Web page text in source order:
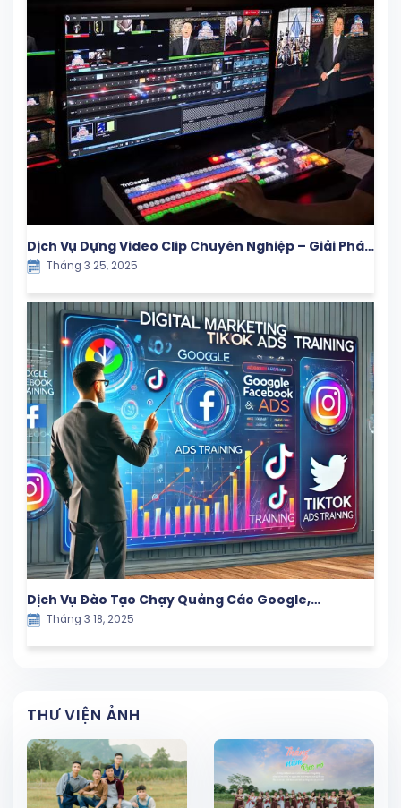
Dịch Vụ Dựng Video Clip Chuyên Nghiệp – Giải Pháp
Hiệu Quả Cho Doanh Nghiệp
Tháng 3 25, 2025
Dịch Vụ Đào Tạo Chạy Quảng Cáo Google,
Facebook và TikTok – Giải Pháp Marketing Hiệu
Quả
Tháng 3 18, 2025
THƯ VIỆN ẢNH